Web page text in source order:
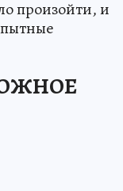
произойти, и